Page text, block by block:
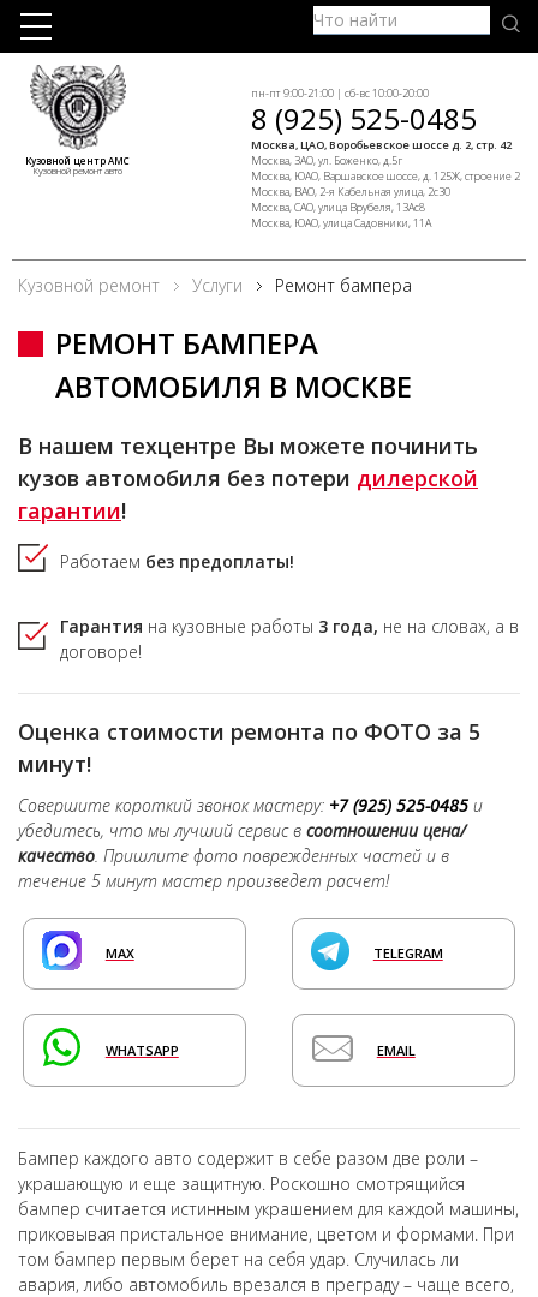
Кузовной центр АМС
Кузовной ремонт авто
пн-пт 9:00-21:00 | сб-вс 10:00-20:00
8 (925) 525-0485
Москва, ЦАО, Воробьевское шоссе д. 2, стр. 42
Москва, ЗАО, ул. Боженко, д.5г
Москва, ЮАО, Варшавское шоссе, д. 125Ж, строение 2
Москва, ВАО, 2-я Кабельная улица, 2с30
Москва, САО, улица Врубеля, 13Ас8
Москва, ЮАО, улица Садовники, 11А
Кузовной ремонт Услуги Ремонт бампера
РЕМОНТ БАМПЕРА
АВТОМОБИЛЯ В МОСКВЕ
В нашем техцентре Вы можете починить
кузов автомобиля без потери дилерской
гарантии!
Работаем без предоплаты!
Гарантия на кузовные работы 3 года, не на словах, а в
договоре!
Оценка стоимости ремонта по ФОТО за 5
минут!
Совершите короткий звонок мастеру: +7 (925) 525-0485 и
убедитесь, что мы лучший сервис в соотношении цена/
качество. Пришлите фото поврежденных частей и в
течение 5 минут мастер произведет расчет!
MAX TELEGRAM
WHATSAPP EMAIL
Бампер каждого авто содержит в себе разом две роли –
украшающую и еще защитную. Роскошно смотрящийся
бампер считается истинным украшением для каждой машины,
приковывая пристальное внимание, цветом и формами. При
том бампер первым берет на себя удар. Случилась ли
авария, либо автомобиль врезался в преграду – чаще всего,